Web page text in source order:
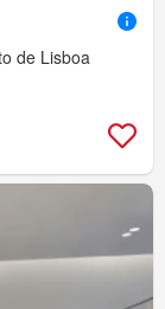
de Lisboa